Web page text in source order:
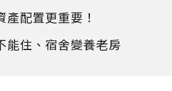
配置更重要！
能住、宿舍變養老房